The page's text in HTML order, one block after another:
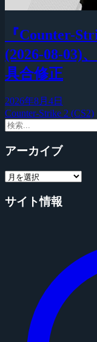
『Counter-
(2026-08-03)
具合修正
2026年8月4日
Counter-Strike 2 (CS2)
アーカイブ
サイト情報